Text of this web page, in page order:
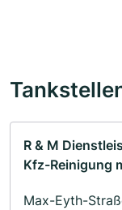
R & M
Kfz-Reinigung
Max-Eyth-